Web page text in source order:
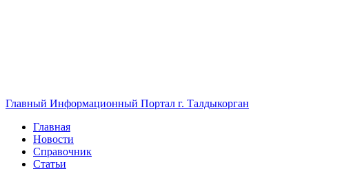
Главный Информационный Портал г. Талдыкорган
Главная
Новости
Справочник
Статьи